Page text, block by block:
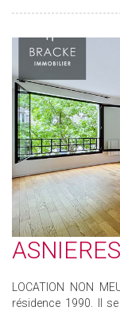
LOCATION NON
résidence 1990. Il